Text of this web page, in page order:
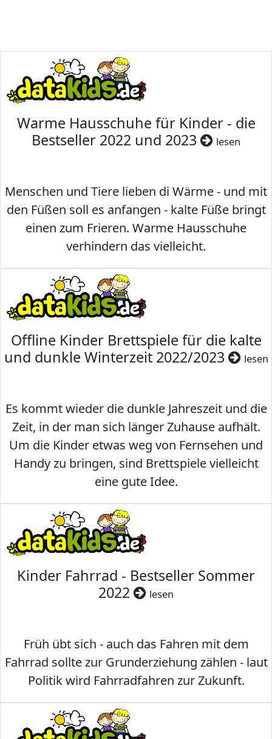
Warme Hausschuhe für Kinder - die
Bestseller 2022 und 2023
lesen
Menschen und Tiere lieben di Wärme - und mit
den Füßen soll es anfangen - kalte Füße bringt
einen zum Frieren. Warme Hausschuhe
verhindern das vielleicht.
Offline Kinder Brettspiele für die kalte
und dunkle Winterzeit 2022/2023
lesen
Es kommt wieder die dunkle Jahreszeit und die
Zeit, in der man sich länger Zuhause aufhält.
Um die Kinder etwas weg von Fernsehen und
Handy zu bringen, sind Brettspiele vielleicht
eine gute Idee.
Kinder Fahrrad - Bestseller Sommer
2022
lesen
Früh übt sich - auch das Fahren mit dem
Fahrrad sollte zur Grunderziehung zählen - laut
Politik wird Fahrradfahren zur Zukunft.